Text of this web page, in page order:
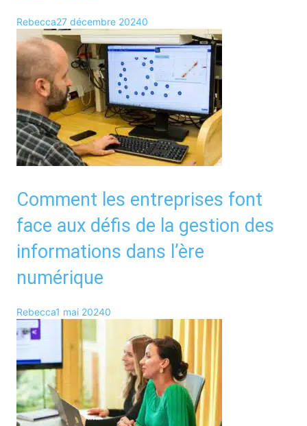
Rebecca27 décembre 20240
Comment les entreprises font
face aux défis de la gestion des
informations dans l’ère
numérique
Rebecca1 mai 20240